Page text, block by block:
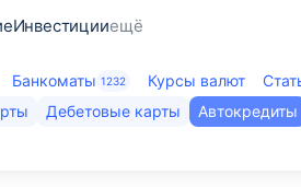
Инвестицииещё
Банкоматы 1232 Курсы валют
Дебетовые карты Автокредиты